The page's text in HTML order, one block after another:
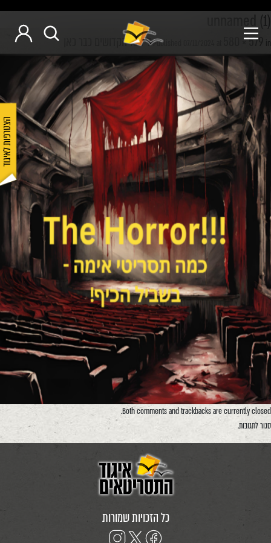
הצטרפות לאיגוד
unnamed (1)
Published 580 × 579 in ליל כל הקדושים כבר כאן
Both comments and trackbacks are currently closed.
סגור לתגובות.
כל הזכויות שמורות